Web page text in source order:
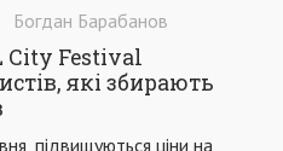
Богдан Барабанов
City Festival
які збирають
підвищуються ціни на